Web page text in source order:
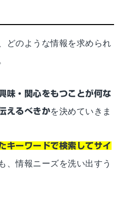
どのような情報を求められ
味・関心をもつことが何な
えるべきかを決めていきま
キーワードで検索してサイ
、情報ニーズを洗い出すう